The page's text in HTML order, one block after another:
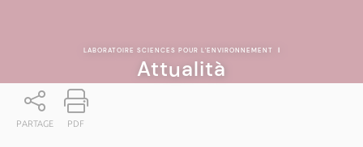
LABORATOIRE SCIENCES POUR L'ENVIRONNEMENT |
Attualità
PARTAGE PDF